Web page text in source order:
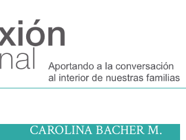
CAROLINA BACHER M.